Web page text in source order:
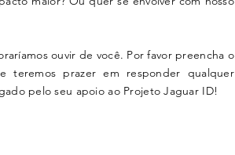
ouvir de você. Por favor preencha o
teremos prazer em responder qualquer
pelo seu apoio ao Projeto Jaguar ID!